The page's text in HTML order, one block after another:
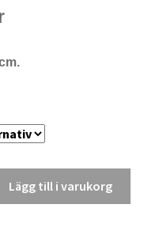
Lägg till i varukorg